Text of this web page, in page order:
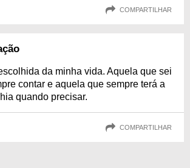
COMPARTILHAR
da minha vida. Aquela que sei
contar e aquela que sempre terá a
quando precisar.
COMPARTILHAR